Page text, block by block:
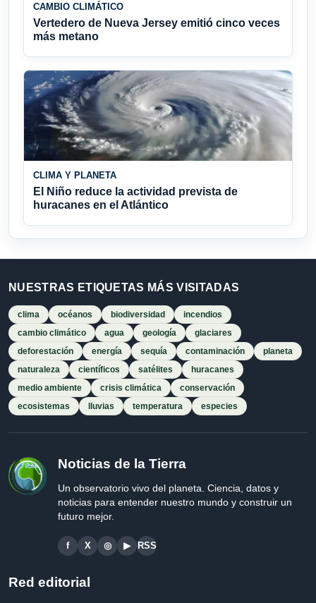
CAMBIO CLIMÁTICO
Vertedero de Nueva Jersey emitió cinco veces
más metano
CLIMA Y PLANETA
El Niño reduce la actividad prevista de
huracanes en el Atlántico
NUESTRAS ETIQUETAS MÁS VISITADAS
clima océanos biodiversidad
incendios
cambio climático
agua geología
glaciares
deforestación
energía sequía contaminación
planeta
naturaleza
científicos satélites
huracanes
medio ambiente
crisis climática
conservación
ecosistemas
lluvias temperatura especies
Noticias de la Tierra
Un observatorio vivo del planeta. Ciencia, datos y
noticias para entender nuestro mundo y construir un
futuro mejor.
f X ◎ ▶ RSS
Red editorial